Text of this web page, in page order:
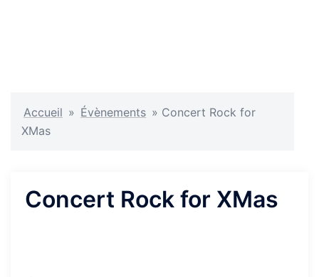
Accueil » Évènements » Concert Rock for
XMas
Concert Rock for XMas